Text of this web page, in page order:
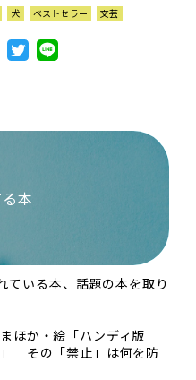
犬 ベストセラー 文芸
本
ている本、話題の本を取り
ほか・絵「ハンディ版
その「禁止」は何を防